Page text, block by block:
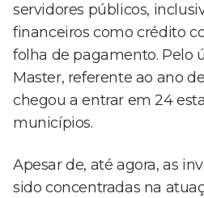
servidores públicos,
financeiros como crédito
folha de pagamento. Pelo
Master, referente ao ano
chegou a entrar em 24
municípios.
Apesar de, até agora, as
sido concentradas na